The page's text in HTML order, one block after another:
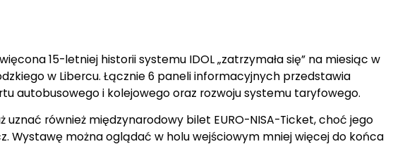
15-letniej historii systemu IDOL „zatrzymała się” na miesiąc w
w Libercu. Łącznie 6 paneli informacyjnych przedstawia
autobusowego i kolejowego oraz rozwoju systemu taryfowego.
uznać również międzynarodowy bilet EURO-NISA-Ticket, choć jego
Wystawę można oglądać w holu wejściowym mniej więcej do końca